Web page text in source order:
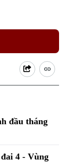
đầu tháng
4 - Vùng